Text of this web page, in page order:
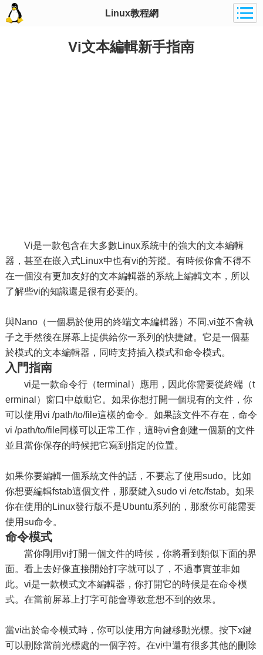
Linux教程網
Vi文本編輯新手指南
Vi是一款包含在大多數Linux系統中的強大的文本編輯
器，甚至在嵌入式Linux中也有vi的芳蹤。有時候你會不得不
在一個沒有更加友好的文本編輯器的系統上編輯文本，所以
了解些vi的知識還是很有必要的。
與Nano（一個易於使用的終端文本編輯器）不同,vi並不會執
子之手然後在屏幕上提供給你一系列的快捷鍵。它是一個基
於模式的文本編輯器，同時支持插入模式和命令模式。
入門指南
vi是一款命令行（terminal）應用，因此你需要從終端（t
erminal）窗口中啟動它。如果你想打開一個現有的文件，你
可以使用vi /path/to/file這樣的命令。如果該文件不存在，命令
vi /path/to/file同樣可以正常工作，這時vi會創建一個新的文件
並且當你保存的時候把它寫到指定的位置。
如果你要編輯一個系統文件的話，不要忘了使用sudo。比如
你想要編輯fstab這個文件，那麼鍵入sudo vi /etc/fstab。如果
你在使用的Linux發行版不是Ubuntu系列的，那麼你可能需要
使用su命令。
命令模式
當你剛用vi打開一個文件的時候，你將看到類似下面的界
面。看上去好像直接開始打字就可以了，不過事實並非如
此。vi是一款模式文本編輯器，你打開它的時候是在命令模
式。在當前屏幕上打字可能會導致意想不到的效果。
當vi出於命令模式時，你可以使用方向鍵移動光標。按下x鍵
可以刪除當前光標處的一個字符。在vi中還有很多其他的刪除